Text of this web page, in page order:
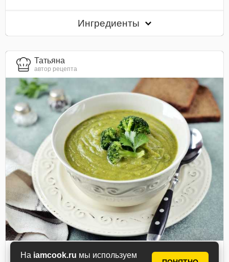
На iamcook.ru мы используем
Ингредиенты
Татьяна
автор рецепта